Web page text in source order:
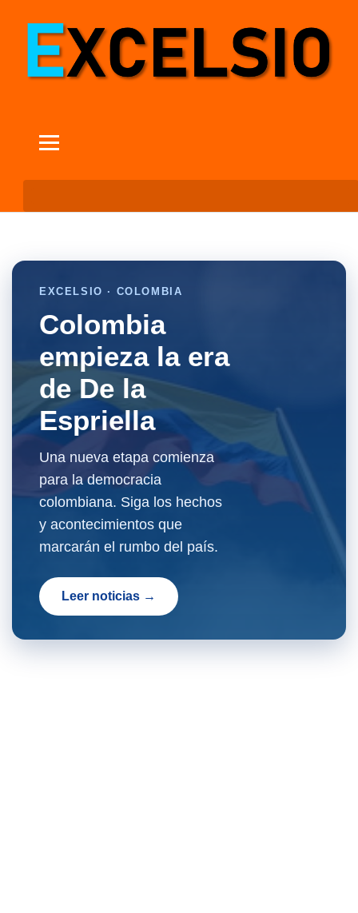
EXCELSIO · COLOMBIA
Colombia
empieza la era
de De la
Espriella
Una nueva etapa comienza
para la democracia
colombiana. Siga los hechos
y acontecimientos que
marcarán el rumbo del país.
Leer noticias →